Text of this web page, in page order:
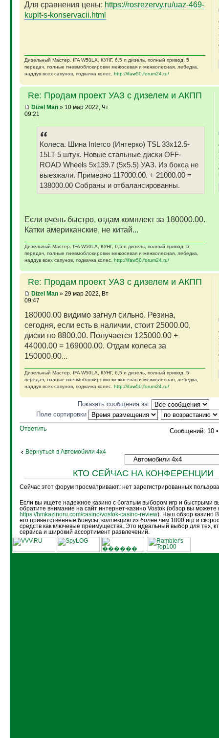
Для сравнения цены: https://rosrezervy.ru/uaz-469-
kupit-s-konservacii.html
Дизельный Мастер. IFA W50LA, КУНГ, 6,5 л дизель, полный привод, 5
передач, полные пневмоблокировки межосевая и межколесная, лебедка,
наддув всех сапунов, подкачка колес. http://ifaw50.forum24.ru/
Re: Продам проект УАЗ с дизелем и АКПП
Dizel Man» 10 мар 2022, Чт
09:21
Колеса. Шина Interco (Интерко) TSL 33x12.5-
15LT 5 штук. Новые стальные диски OFF-
ROAD Wheels 5x139.7 (5x5.5) УАЗ. Из бокса не
выезжали. Примерно 117000.00. + 21000.00 =
138000.00 Собраны и отбалансированны.
Если очень быстро, отдам комплект за 180000.00.
Катки американские, не китай...
Дизельный Мастер. IFA W50LA, КУНГ, 6,5 л дизель, полный привод, 5
передач, полные пневмоблокировки межосевая и межколесная, лебедка,
наддув всех сапунов, подкачка колес. http://ifaw50.forum24.ru/
Re: Продам проект УАЗ с дизелем и АКПП
Dizel Man» 29 мар 2022, Вт
09:47
180000.00 видимо загнул сильно. Резина,
сегодня, если есть в наличии, стоит 25000.00,
диски по 8800.00. Получается 125000.00 +
44000.00 = 169000.00. Отдам колеса за
150000.00...
Дизельный Мастер. IFA W50LA, КУНГ, 6,5 л дизель, полный привод, 5
передач, полные пневмоблокировки межосевая и межколесная, лебедка,
наддув всех сапунов, подкачка колес. http://ifaw50.forum24.ru/
Показать сообщения за:
Поле сортировки
Ответить
Сообщений: 10
Вернуться в Автомобили 4х4
КТО СЕЙЧАС НА КОНФЕРЕНЦИИ
Сейчас этот форум просматривают: нет зарегистрированных
Если вы ищете надежное казино с богатым выбором игр и быстрыми
обратите внимание на сайт интернет-казино Vostok (обзор вы можете
https://hmkazinoru.com/casino/vostok-casino-review). Наш обзор казино
его приветственные бонусы, коллекцию из более чем 1800 игр и
средств как ключевые преимущества. Это идеальный выбор для тех,
сервиса и широкий ассортимент развлечений.